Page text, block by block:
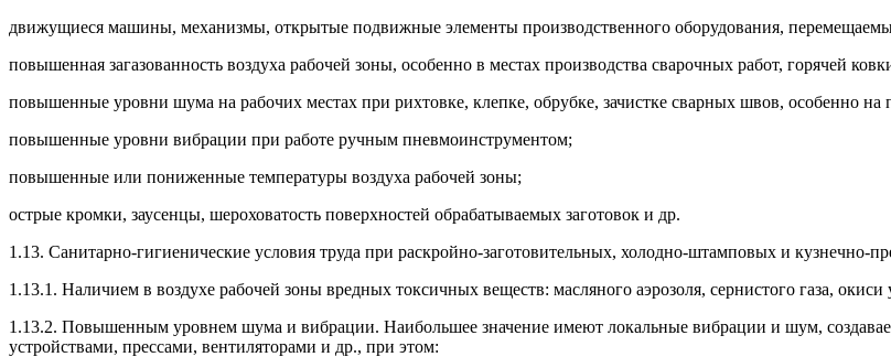
движущиеся машины, механизмы, открытые подвижные элементы производственного оборудования,
повышенная загазованность воздуха рабочей зоны, особенно в местах производства сварочных работ, горячей
повышенные уровни шума на рабочих местах при рихтовке, клепке, обрубке, зачистке сварных швов, особенно
повышенные уровни вибрации при работе ручным пневмоинструментом;
повышенные или пониженные температуры воздуха рабочей зоны;
острые кромки, заусенцы, шероховатость поверхностей обрабатываемых заготовок и др.
1.13. Санитарно-гигиенические условия труда при раскройно-заготовительных, холодно-штамповых и кузнечно-
1.13.1. Наличием в воздухе рабочей зоны вредных токсичных веществ: масляного аэрозоля, сернистого газа,
1.13.2. Повышенным уровнем шума и вибрации. Наибольшее значение имеют локальные вибрации и шум,
устройствами, прессами, вентиляторами и др., при этом: